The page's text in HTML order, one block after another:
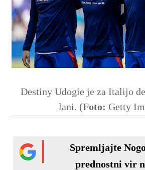
Destiny Udogie je za Italijo
lani. (Foto: Getty
Spremljajte
prednostni vir